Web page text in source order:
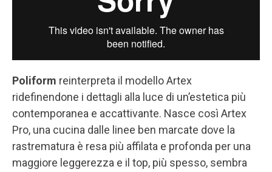
Poliform reinterpreta il modello Artex
ridefinendone i dettagli alla luce di un’estetica più
contemporanea e accattivante. Nasce così Artex
Pro, una cucina dalle linee ben marcate dove la
rastrematura è resa più affilata e profonda per una
maggiore leggerezza e il top, più spesso, sembra